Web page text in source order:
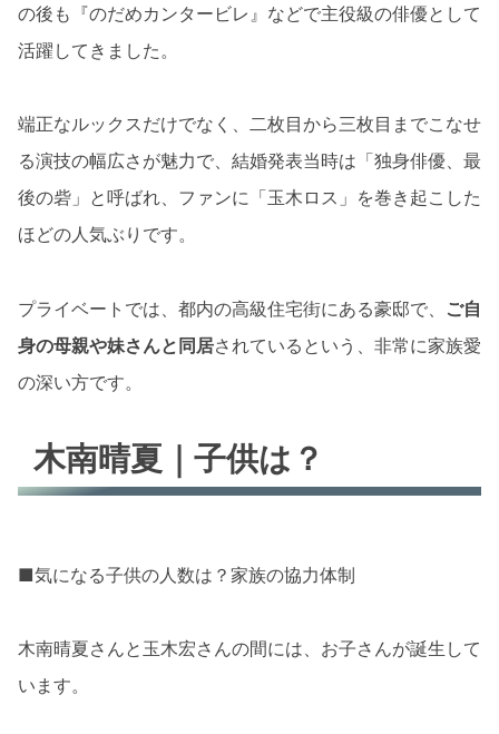
の後も『のだめカンタービレ』などで主役級の俳優として
活躍してきました。
端正なルックスだけでなく、二枚目から三枚目までこなせ
る演技の幅広さが魅力で、結婚発表当時は「独身俳優、最
後の砦」と呼ばれ、ファンに「玉木ロス」を巻き起こした
ほどの人気ぶりです。
プライベートでは、都内の高級住宅街にある豪邸で、 ご自
身の母親や妹さんと同居されているという、非常に家族愛
の深い方です。
木南晴夏｜子供は？
■気になる子供の人数は？家族の協力体制
木南晴夏さんと玉木宏さんの間には、お子さんが誕生して
います。